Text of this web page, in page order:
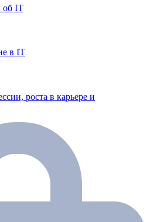
об IT
в IT
роста в карьере и